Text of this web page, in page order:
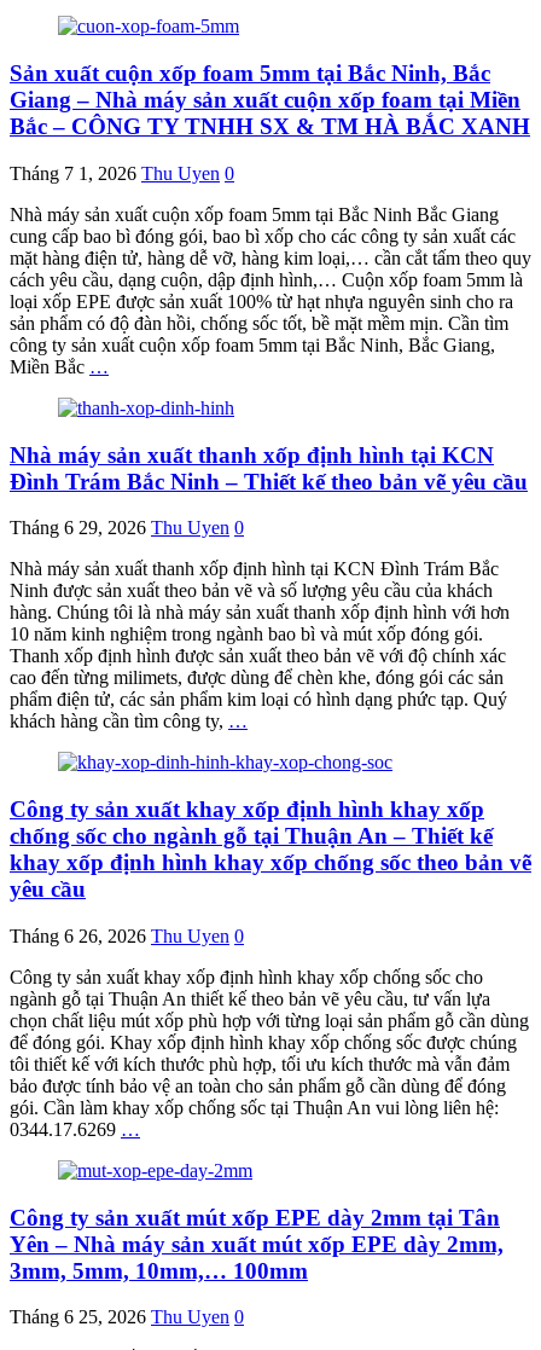
Sản xuất cuộn xốp foam 5mm tại Bắc Ninh, Bắc
Giang – Nhà máy sản xuất cuộn xốp foam tại Miền
Bắc – CÔNG TY TNHH SX & TM HÀ BẮC XANH
Tháng 7 1, 2026 Thu Uyen 0
Nhà máy sản xuất cuộn xốp foam 5mm tại Bắc Ninh Bắc Giang
cung cấp bao bì đóng gói, bao bì xốp cho các công ty sản xuất các
mặt hàng điện tử, hàng dễ vỡ, hàng kim loại,… cần cắt tấm theo quy
cách yêu cầu, dạng cuộn, dập định hình,… Cuộn xốp foam 5mm là
loại xốp EPE được sản xuất 100% từ hạt nhựa nguyên sinh cho ra
sản phẩm có độ đàn hồi, chống sốc tốt, bề mặt mềm mịn. Cần tìm
công ty sản xuất cuộn xốp foam 5mm tại Bắc Ninh, Bắc Giang,
Miền Bắc …
Nhà máy sản xuất thanh xốp định hình tại KCN
Đình Trám Bắc Ninh – Thiết kế theo bản vẽ yêu cầu
Tháng 6 29, 2026 Thu Uyen 0
Nhà máy sản xuất thanh xốp định hình tại KCN Đình Trám Bắc
Ninh được sản xuất theo bản vẽ và số lượng yêu cầu của khách
hàng. Chúng tôi là nhà máy sản xuất thanh xốp định hình với hơn
10 năm kinh nghiệm trong ngành bao bì và mút xốp đóng gói.
Thanh xốp định hình được sản xuất theo bản vẽ với độ chính xác
cao đến từng milimets, được dùng để chèn khe, đóng gói các sản
phẩm điện tử, các sản phẩm kim loại có hình dạng phức tạp. Quý
khách hàng cần tìm công ty, …
Công ty sản xuất khay xốp định hình khay xốp
chống sốc cho ngành gỗ tại Thuận An – Thiết kế
khay xốp định hình khay xốp chống sốc theo bản vẽ
yêu cầu
Tháng 6 26, 2026 Thu Uyen 0
Công ty sản xuất khay xốp định hình khay xốp chống sốc cho
ngành gỗ tại Thuận An thiết kế theo bản vẽ yêu cầu, tư vấn lựa
chọn chất liệu mút xốp phù hợp với từng loại sản phẩm gỗ cần dùng
để đóng gói. Khay xốp định hình khay xốp chống sốc được chúng
tôi thiết kế với kích thước phù hợp, tối ưu kích thước mà vẫn đảm
bảo được tính bảo vệ an toàn cho sản phẩm gỗ cần dùng để đóng
gói. Cần làm khay xốp chống sốc tại Thuận An vui lòng liên hệ:
0344.17.6269 …
Công ty sản xuất mút xốp EPE dày 2mm tại Tân
Yên – Nhà máy sản xuất mút xốp EPE dày 2mm,
3mm, 5mm, 10mm,… 100mm
Tháng 6 25, 2026 Thu Uyen 0